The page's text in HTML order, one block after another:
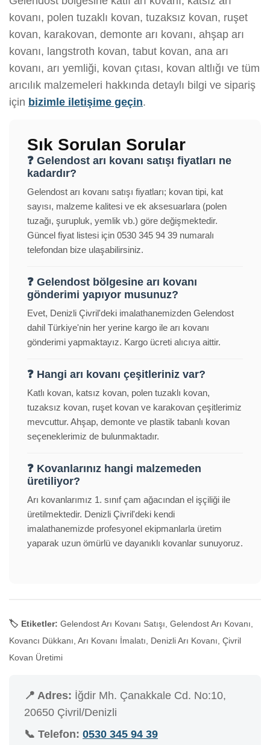
kovanı, polen tuzaklı kovan, tuzaksız kovan, ruşet
kovan, karakovan, demonte arı kovanı, ahşap arı
kovanı, langstroth kovan, tabut kovan, ana arı
kovanı, arı yemliği, kovan çıtası, kovan altlığı ve tüm
arıcılık malzemeleri hakkında detaylı bilgi ve sipariş
için bizimle iletişime geçin.
Sık Sorulan Sorular
❓ Gelendost arı kovanı satışı fiyatları ne
kadardır?
Gelendost arı kovanı satışı fiyatları; kovan tipi, kat
sayısı, malzeme kalitesi ve ek aksesuarlara (polen
tuzağı, şurupluk, yemlik vb.) göre değişmektedir.
Güncel fiyat listesi için 0530 345 94 39 numaralı
telefondan bize ulaşabilirsiniz.
❓ Gelendost bölgesine arı kovanı
gönderimi yapıyor musunuz?
Evet, Denizli Çivril'deki imalathanemizden Gelendost
dahil Türkiye'nin her yerine kargo ile arı kovanı
gönderimi yapmaktayız. Kargo ücreti alıcıya aittir.
❓ Hangi arı kovanı çeşitleriniz var?
Katlı kovan, katsız kovan, polen tuzaklı kovan,
tuzaksız kovan, ruşet kovan ve karakovan çeşitlerimiz
mevcuttur. Ahşap, demonte ve plastik tabanlı kovan
seçeneklerimiz de bulunmaktadır.
❓ Kovanlarınız hangi malzemeden
üretiliyor?
Arı kovanlarımız 1. sınıf çam ağacından el işçiliği ile
üretilmektedir. Denizli Çivril'deki kendi
imalathanemizde profesyonel ekipmanlarla üretim
yaparak uzun ömürlü ve dayanıklı kovanlar sunuyoruz.
🏷️ Etiketler: Gelendost Arı Kovanı Satışı, Gelendost Arı Kovanı,
Kovancı Dükkanı, Arı Kovanı İmalatı, Denizli Arı Kovanı, Çivril
Kovan Üretimi
📍 Adres: İğdir Mh. Çanakkale Cd. No:10,
20650 Çivril/Denizli
📞 Telefon: 0530 345 94 39